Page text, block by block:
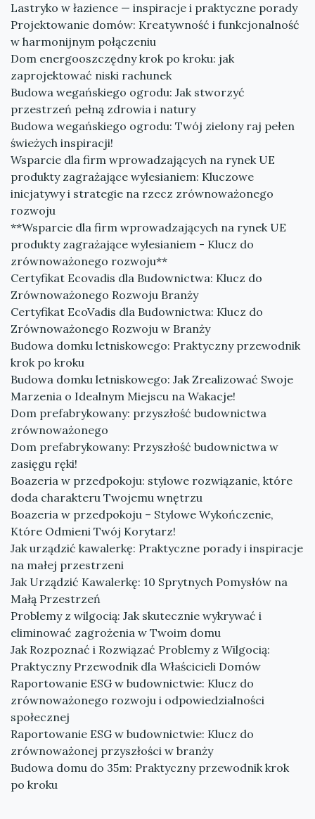
Lastryko w łazience — inspiracje i praktyczne porady
Projektowanie domów: Kreatywność i funkcjonalność
w harmonijnym połączeniu
Dom energooszczędny krok po kroku: jak
zaprojektować niski rachunek
Budowa wegańskiego ogrodu: Jak stworzyć
przestrzeń pełną zdrowia i natury
Budowa wegańskiego ogrodu: Twój zielony raj pełen
świeżych inspiracji!
Wsparcie dla firm wprowadzających na rynek UE
produkty zagrażające wylesianiem: Kluczowe
inicjatywy i strategie na rzecz zrównoważonego
rozwoju
**Wsparcie dla firm wprowadzających na rynek UE
produkty zagrażające wylesianiem - Klucz do
zrównoważonego rozwoju**
Certyfikat Ecovadis dla Budownictwa: Klucz do
Zrównoważonego Rozwoju Branży
Certyfikat EcoVadis dla Budownictwa: Klucz do
Zrównoważonego Rozwoju w Branży
Budowa domku letniskowego: Praktyczny przewodnik
krok po kroku
Budowa domku letniskowego: Jak Zrealizować Swoje
Marzenia o Idealnym Miejscu na Wakacje!
Dom prefabrykowany: przyszłość budownictwa
zrównoważonego
Dom prefabrykowany: Przyszłość budownictwa w
zasięgu ręki!
Boazeria w przedpokoju: stylowe rozwiązanie, które
doda charakteru Twojemu wnętrzu
Boazeria w przedpokoju – Stylowe Wykończenie,
Które Odmieni Twój Korytarz!
Jak urządzić kawalerkę: Praktyczne porady i inspiracje
na małej przestrzeni
Jak Urządzić Kawalerkę: 10 Sprytnych Pomysłów na
Małą Przestrzeń
Problemy z wilgocią: Jak skutecznie wykrywać i
eliminować zagrożenia w Twoim domu
Jak Rozpoznać i Rozwiązać Problemy z Wilgocią:
Praktyczny Przewodnik dla Właścicieli Domów
Raportowanie ESG w budownictwie: Klucz do
zrównoważonego rozwoju i odpowiedzialności
społecznej
Raportowanie ESG w budownictwie: Klucz do
zrównoważonej przyszłości w branży
Budowa domu do 35m: Praktyczny przewodnik krok
po kroku